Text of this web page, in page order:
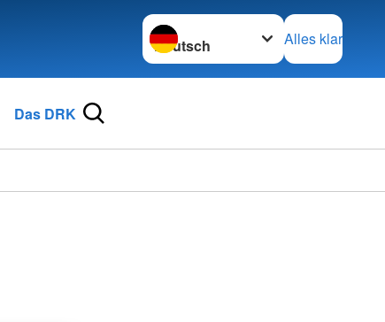
Sprache wechseln zu
Alles klar
Das DRK